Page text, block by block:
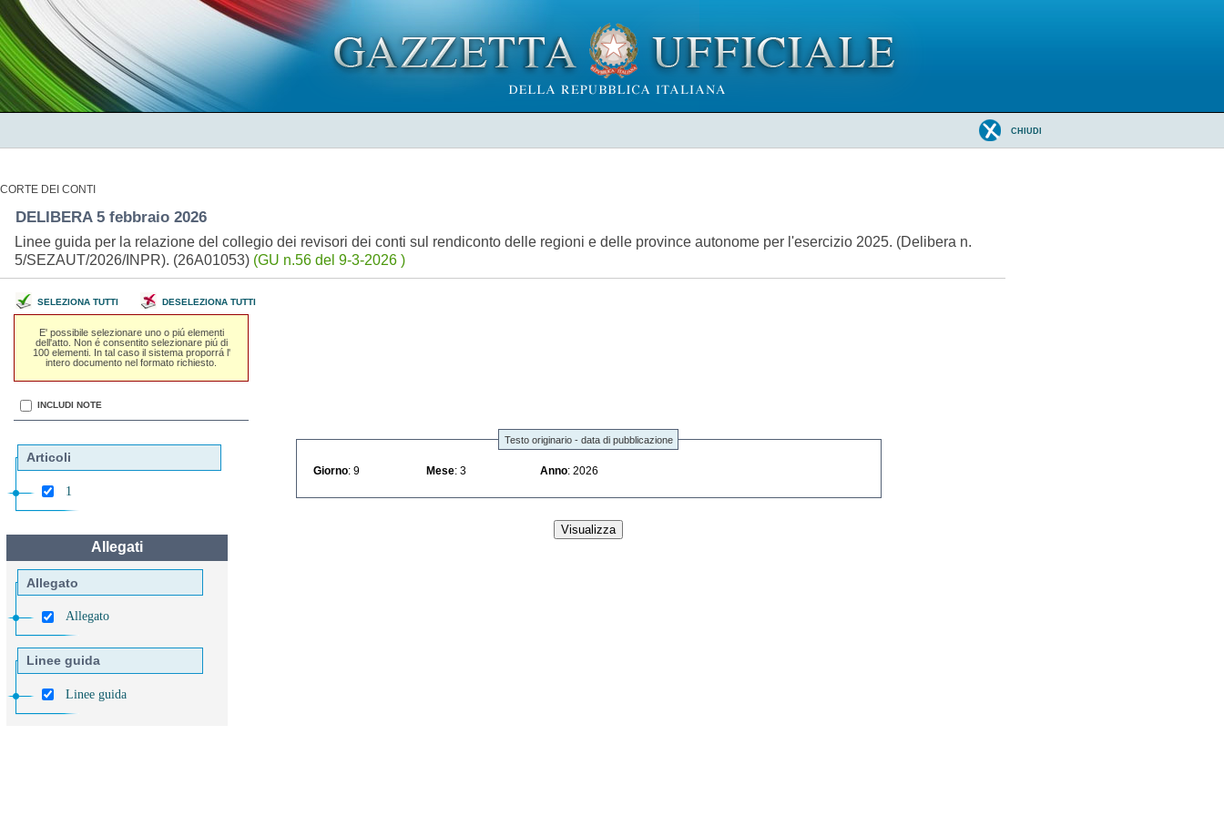
CHIUDI
CORTE DEI CONTI
DELIBERA 5 febbraio 2026
Linee guida per la relazione del collegio dei revisori dei conti sul rendiconto delle regioni e delle province autonome per l'esercizio 2025. (Delibera n.
5/SEZAUT/2026/INPR). (26A01053) (GU n.56 del 9-3-2026 )
SELEZIONA TUTTI DESELEZIONA TUTTI
E' possibile selezionare uno o piú elementi
dell'atto. Non é consentito selezionare piú di
100 elementi. In tal caso il sistema proporrá l'
intero documento nel formato richiesto.
INCLUDI NOTE
Articoli
1
Allegati
Allegato
Allegato
Linee guida
Linee guida
Testo originario - data di pubblicazione
Giorno : 9 Mese : 3 Anno : 2026